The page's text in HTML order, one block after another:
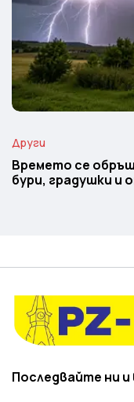
Други
Времето се
бури, градушки и
Последвайте ни и